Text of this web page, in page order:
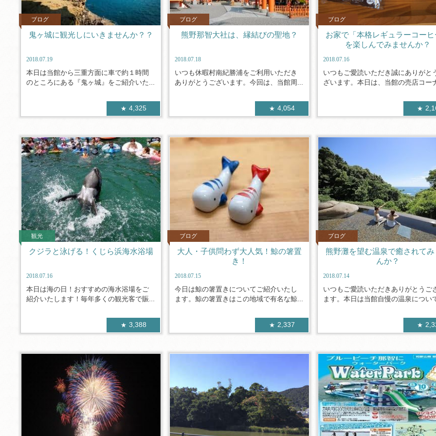
ブログ
鬼ヶ城に観光しにいきませんか？？
2018.07.19
本日は当館から三重方面に車で約１時間
のところにある『鬼ヶ城』をご紹介いた...
4,325
ブログ
熊野那智大社は、縁結びの聖地？
2018.07.18
いつも休暇村南紀勝浦をご利用いただき
ありがとうございます。今回は、当館周...
4,054
ブログ
お家で「本格レギュラーコー
を楽しんでみませんか？
2018.07.16
いつもご愛読いただき誠にありがと
ざいます。本日は、当館の売店コー
観光
クジラと泳げる！くじら浜海水浴場
2018.07.16
本日は海の日！おすすめの海水浴場をご
紹介いたします！毎年多くの観光客で賑...
3,388
ブログ
大人・子供問わず大人気！鯨の箸置
き！
2018.07.15
今日は鯨の箸置きについてご紹介いたし
ます。鯨の箸置きはこの地域で有名な鯨...
2,337
ブログ
熊野灘を望む温泉で癒されて
んか？
2018.07.14
いつもご愛読いただきありがとうご
ます。本日は当館自慢の温泉につい